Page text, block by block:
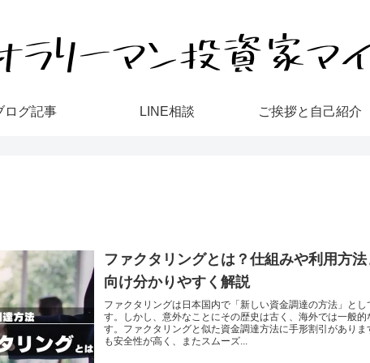
ログ記事 LINE相談 ご挨拶と自己紹介
ファクタリングとは？仕組みや利用方
向け分かりやすく解説
ファクタリングは日本国内で「新しい資金調達の方法」とし
す。しかし、意外なことにその歴史は古く、海外では一般
す。ファクタリングと似た資金調達方法に手形割引がありま
も安全性が高く、またスムーズ...